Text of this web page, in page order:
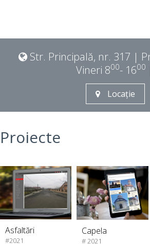
Str. Principală, nr. 317 |
Vineri 800- 1600
Locație
Proiecte
Asfaltări
#2021
Capela
# 2021